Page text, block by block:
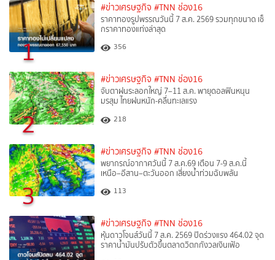
1
#ข่าวเศรษฐกิจ #TNN ช่อง16
ราคาทองรูปพรรณวันนี้ 7 ส.ค. 2569 รวมทุกขนาด เช็
กราคาทองแท่งล่าสุด
356
2
#ข่าวเศรษฐกิจ #TNN ช่อง16
จับตาฝนระลอกใหญ่ 7–11 ส.ค. พายุดอลฟินหนุน
มรสุม ไทยฝนหนัก-คลื่นทะเลแรง
218
3
#ข่าวเศรษฐกิจ #TNN ช่อง16
พยากรณ์อากาศวันนี้ 7 ส.ค.69 เตือน 7-9 ส.ค.นี้
เหนือ–อีสาน–ตะวันออก เสี่ยงน้ำท่วมฉับพลัน
113
#ข่าวเศรษฐกิจ #TNN ช่อง16
หุ้นดาวโจนส์วันนี้ 7 ส.ค. 2569 ปิดร่วงแรง 464.02 จุด
ราคาน้ำมันปรับตัวขึ้นตลาดวิตกกังวลเงินเฟ้อ